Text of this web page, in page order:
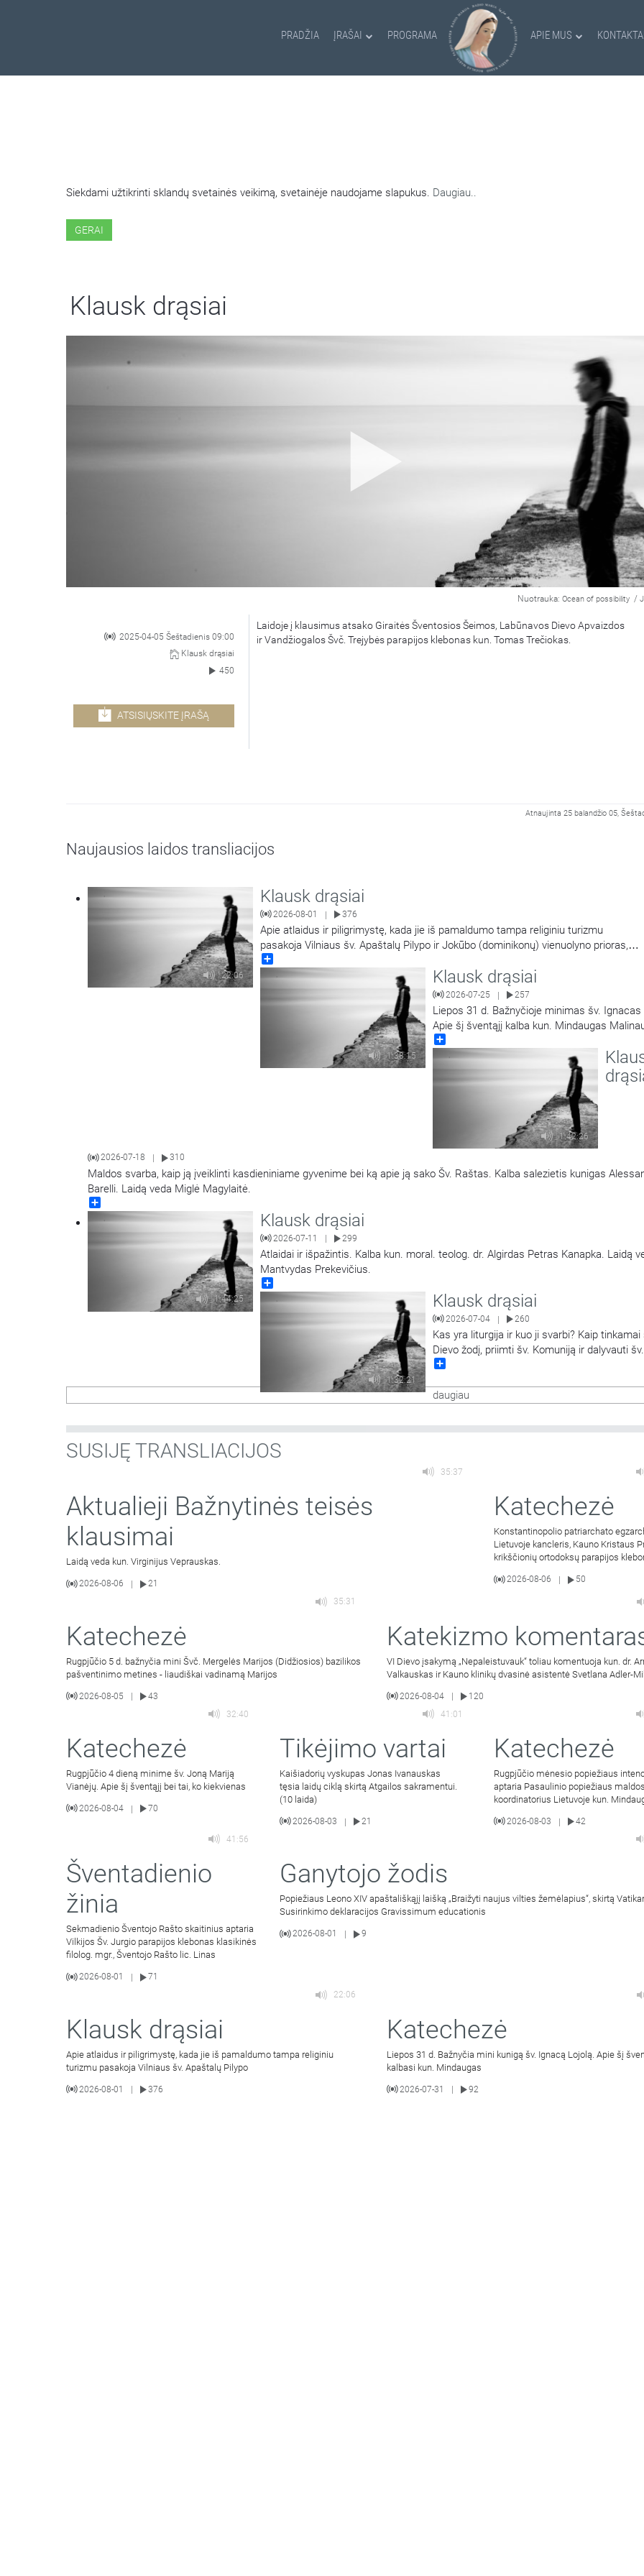
PRADŽIA ĮRAŠAI PROGRAMA APIE MUS
Siekdami užtikrinti sklandų svetainės veikimą, svetainėje naudojame slapukus. Daugiau..
GERAI
Klausk drąsiai
Nuotrauka: Ocean of possibility /
2025-04-05 Šeštadienis 09:00
Klausk drąsiai
450
ATSISIŲSKITE ĮRAŠĄ
Laidoje į klausimus atsako Giraitės Šventosios Šeimos, Labūnavos Dievo Apvaizdos
ir Vandžiogalos Švč. Trejybės parapijos klebonas kun. Tomas Trečiokas.
Atnaujinta 25 balandžio 05,
Naujausios laidos transliacijos
22:06
Klausk drąsiai
2026-08-01 | 376
Apie atlaidus ir piligrimystę, kada jie iš pamaldumo tampa religiniu turizmu
pasakoja Vilniaus šv. Apaštalų Pilypo ir Jokūbo (dominikonų) vienuolyno prioras,
kunigas Jokūbas Marija Goštautas OP.
1:38:15
Klausk drąsiai
2026-07-25 | 257
Liepos 31 d. Bažnyčioje minimas šv. Ignacas
Apie šį šventąjį kalba kun. Mindaugas
Laidą veda Mantvydas Prekevičius.
1:42:26
2026-07-18 310
Maldos svarba, kaip ją įveiklinti kasdieniniame gyvenime bei ką apie ją sako Šv. Raštas. Kalba salezietis kunigas
Barelli. Laidą veda Miglė Magylaitė.
1:44:25
Klausk drąsiai
2026-07-11 299
Atlaidai ir išpažintis. Kalba kun. moral. teolog. dr. Algirdas Petras Kanapka. Laidą
Mantvydas Prekevičius.
1:32:21
Klausk drąsiai
2026-07-04 | 260
Kas yra liturgija ir kuo ji svarbi? Kaip
Dievo žodį, priimti šv. Komuniją ir dalyvauti
aukoje? Laidoje į klausytojų klausimus
Povilo bažnyčios rezidentas,Vilniaus ir Utenos
daugiau
SUSIJĘ TRANSLIACIJOS
35:37
Aktualieji Bažnytinės teisės
klausimai
Laidą veda kun. Virginijus Veprauskas.
2026-08-06 21
Katechezė
Konstantinopolio patriarchato
Lietuvoje kancleris, Kauno Kristaus
krikščionių ortodoksų parapijos
2026-08-06 50
35:31
Katechezė
Rugpjūčio 5 d. bažnyčia mini Švč. Mergelės Marijos (Didžiosios) bazilikos
pašventinimo metines - liaudiškai vadinamą Marijos
2026-08-05 43
Katekizmo
VI Dievo įsakymą „Nepaleistuvauk“ toliau komentuoja kun. dr.
Valkauskas ir Kauno klinikų dvasinė asistentė Svetlana Adler-
2026-08-04
120
32:40
Katechezė
Rugpjūčio 4 dieną minime šv. Joną Mariją
Vianėjų. Apie šį šventąjį bei tai, ko kiekvienas
2026-08-04 | 70
41:01
Tikėjimo vartai
Kaišiadorių vyskupas Jonas Ivanauskas
tęsia laidų ciklą skirtą Atgailos sakramentui.
(10 laida)
2026-08-03 | 21
Katechezė
Rugpjūčio mėnesio popiežiaus
aptaria Pasaulinio popiežiaus
koordinatorius Lietuvoje kun.
2026-08-03 |
42
41:56
Šventadienio
žinia
Sekmadienio Šventojo Rašto skaitinius aptaria
Vilkijos Šv. Jurgio parapijos klebonas klasikinės
filolog. mgr., Šventojo Rašto lic. Linas
2026-08-01 71
Ganytojo žodis
Popiežiaus Leono XIV apaštališkąjį laišką „Braižyti naujus vilties žemėlapius“, skirtą
Susirinkimo deklaracijos Gravissimum educationis
2026-08-01 9
22:06
Klausk drąsiai
Apie atlaidus ir piligrimystę, kada jie iš pamaldumo tampa religiniu
turizmu pasakoja Vilniaus šv. Apaštalų Pilypo
2026-08-01 376
Katechezė
Liepos 31 d. Bažnyčia mini kunigą šv. Ignacą Lojolą. Apie šį
kalbasi kun. Mindaugas
2026-07-31 92